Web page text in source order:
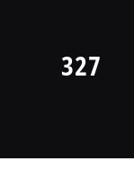
327